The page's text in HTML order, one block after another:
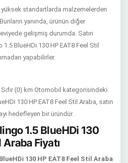
yüksek standartlarda malzemelerden
yanında, ürünün diğer
gelişmiş durumda. Satın
BlueHDi 130 HP EAT8 Feel Stil
yapabilirler.
Sıfır (0) km Otomobil kategorisindeki
130 HP EAT8 Feel Stil Araba, satın
hedefleyen bir üründür.
1.5 BlueHDi 130
Fiyatı
130 HP EAT8 Feel Stil Araba